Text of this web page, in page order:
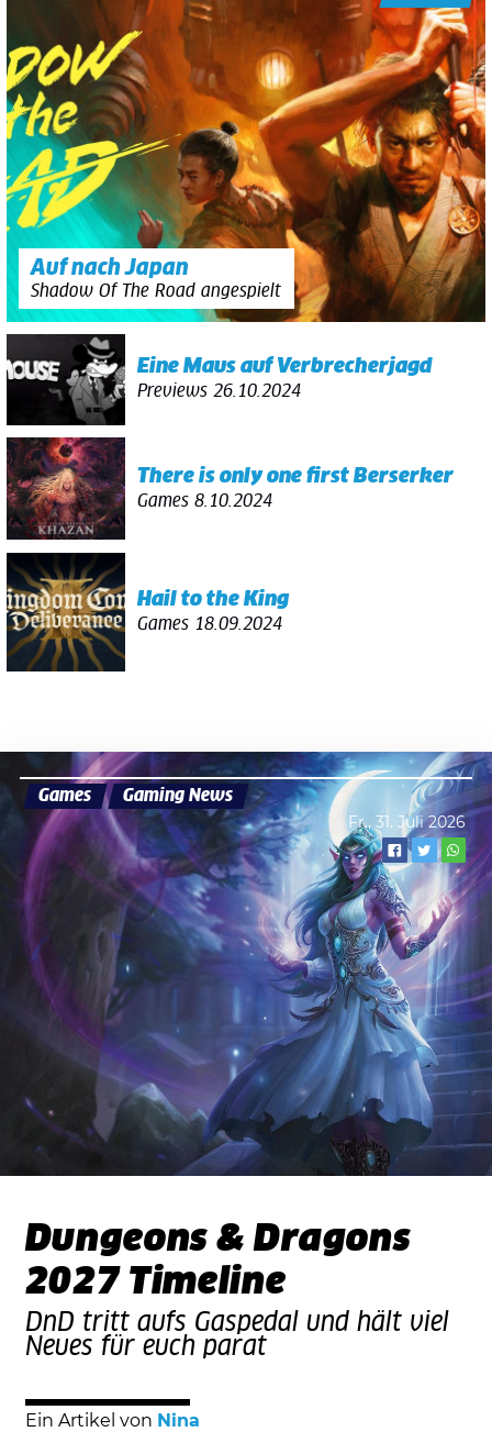
Auf nach Japan
Shadow Of The Road angespielt
Eine Maus auf Verbrecherjagd
Previews 26.10.2024
There is only one first Berserker
Games 8.10.2024
Hail to the King
Games 18.09.2024
Games Gaming News
Fr., 31. Juli 2026
Dungeons & Dragons
2027 Timeline
DnD tritt aufs Gaspedal und hält viel
Neues für euch parat
Ein Artikel von Nina